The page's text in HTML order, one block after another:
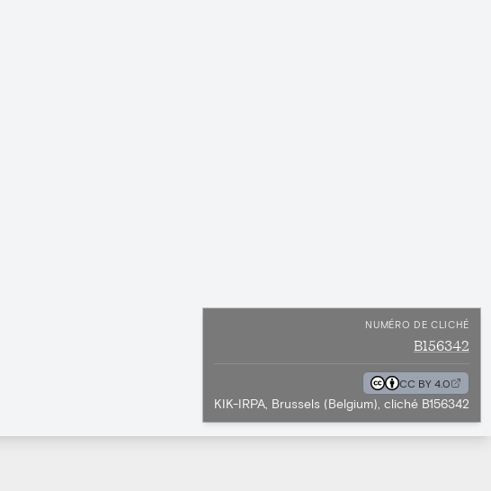
NUMÉRO DE CLICHÉ
B156342
CC BY 4.0
KIK-IRPA, Brussels (Belgium), cliché B156342